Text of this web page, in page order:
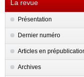
La revue
Présentation
Dernier numéro
Articles en
Archives